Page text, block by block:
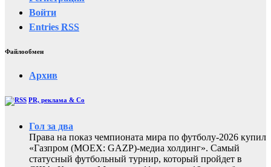
Войти
Entries RSS
Файлообмен
Архив
PR, реклама & Co
Гол за два
Права на показ чемпионата мира по футболу-2026 купил
«Газпром (MOEX: GAZP)-медиа холдинг». Самый
статусный футбольный турнир, который пройдет в